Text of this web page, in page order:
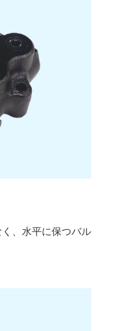
、水平に保つバル